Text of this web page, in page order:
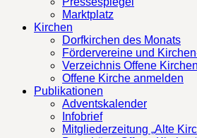
Marktplatz
Kirchen
Dorfkirchen des Monats
Fördervereine und
Verzeichnis Offene Kirchen
Offene Kirche anmelden
Publikationen
Adventskalender
Infobrief
Mitgliederzeitung „Alte